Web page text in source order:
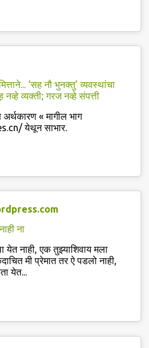
‘सह नौ भुनक्तु’ व्यवस्थांचा
नव्हे व्यक्ती; गरज नव्हे संपत्ती
« मागील भाग
येथून साभार.
ना
येत नाही, एक तुझ्याशिवाय मला
मी प्रेमात तर ऐ पडलो नाही,
येत...